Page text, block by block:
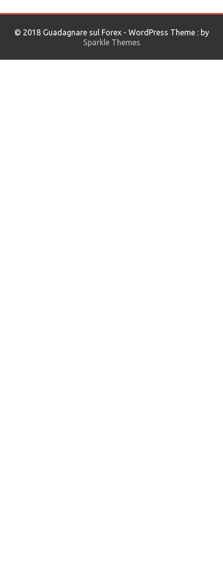
© 2018 Guadagnare sul Forex - WordPress Theme : by
Sparkle Themes